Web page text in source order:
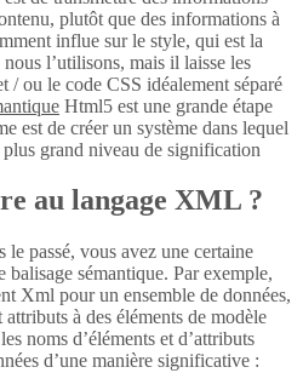
plutôt que des informations à
influe sur le style, qui est la
l’utilisons, mais il laisse les
/ ou le code CSS idéalement séparé
Html5 est une grande étape
est de créer un système dans lequel
grand niveau de signification
au langage XML ?
passé, vous avez une certaine
sémantique. Par exemple,
Xml pour un ensemble de données,
à des éléments de modèle
noms d’éléments et d’attributs
d’une manière significative :